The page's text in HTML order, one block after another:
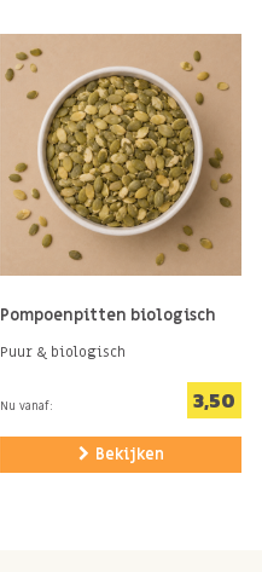
Pompoenpitten biologisch
Puur & biologisch
Nu vanaf: 3,50
Bekijken